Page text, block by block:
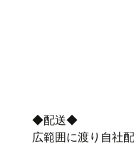
◆配送◆
広範囲に渡り自社